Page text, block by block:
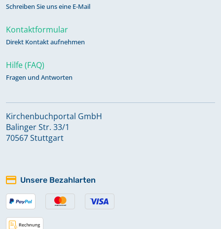
Schreiben Sie uns eine E-Mail
Kontaktformular
Direkt Kontakt aufnehmen
Hilfe (FAQ)
Fragen und Antworten
Kirchenbuchportal GmbH
Balinger Str. 33/1
70567 Stuttgart
Unsere Bezahlarten